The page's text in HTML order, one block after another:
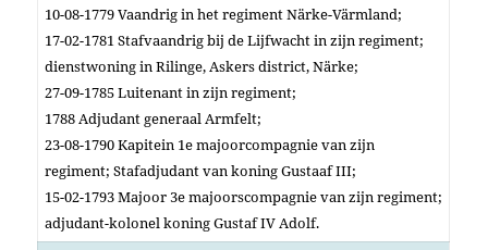
10-08-1779 Vaandrig in het regiment Närke-Värmland;
17-02-1781 Stafvaandrig bij de Lijfwacht in zijn regiment;
dienstwoning in Rilinge, Askers district, Närke;
27-09-1785 Luitenant in zijn regiment;
1788 Adjudant generaal Armfelt;
23-08-1790 Kapitein 1e majoorcompagnie van zijn
regiment; Stafadjudant van koning Gustaaf III;
15-02-1793 Majoor 3e majoorscompagnie van zijn regiment;
adjudant-kolonel koning Gustaf IV Adolf.